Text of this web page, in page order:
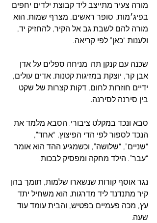
מורה צעיר מתייצב ליד קבוצת ילדים יחפים
בפיג׳מות, סופר ראשים, מצרף שמות. הוא
מורה להם לשבת גב אל הקיר, להחזיק יד,
ולענות “כאן” לפי קריאה.
שכנה עם קנקן תה. מניחה ספלים על אדן
אבן קר, יוצקת במזיגות קטנות. אדים עולים,
ידיים חוזרות לחום, דקות קצרות של שקט
בין סירנה לסירנה.
סבא ונכד במקלט ציבורי. הסבא מלמד את
הנכד לספור לפי הדי הפיצוץ, “אחד”,
“שניים”, “שלושה”, וכשמגיע ההד הוא אומר
“עבר”. הילד מחקה ומפסיק לבכות.
נגר אוסף קורות שנשארו שלמות, תומך בהן
קיר מתנדנד ליד מדרגות. הוא משחיל יתד
עץ, מכה פעמיים בפטיש, והבית עומד עוד
שעה.